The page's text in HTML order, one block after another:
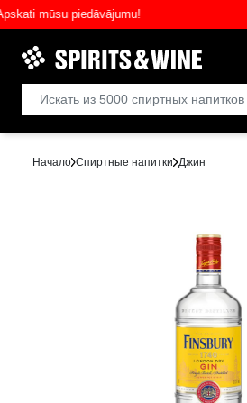
mūsu piedāvājumu!
Начало Спиртные напитки Джин